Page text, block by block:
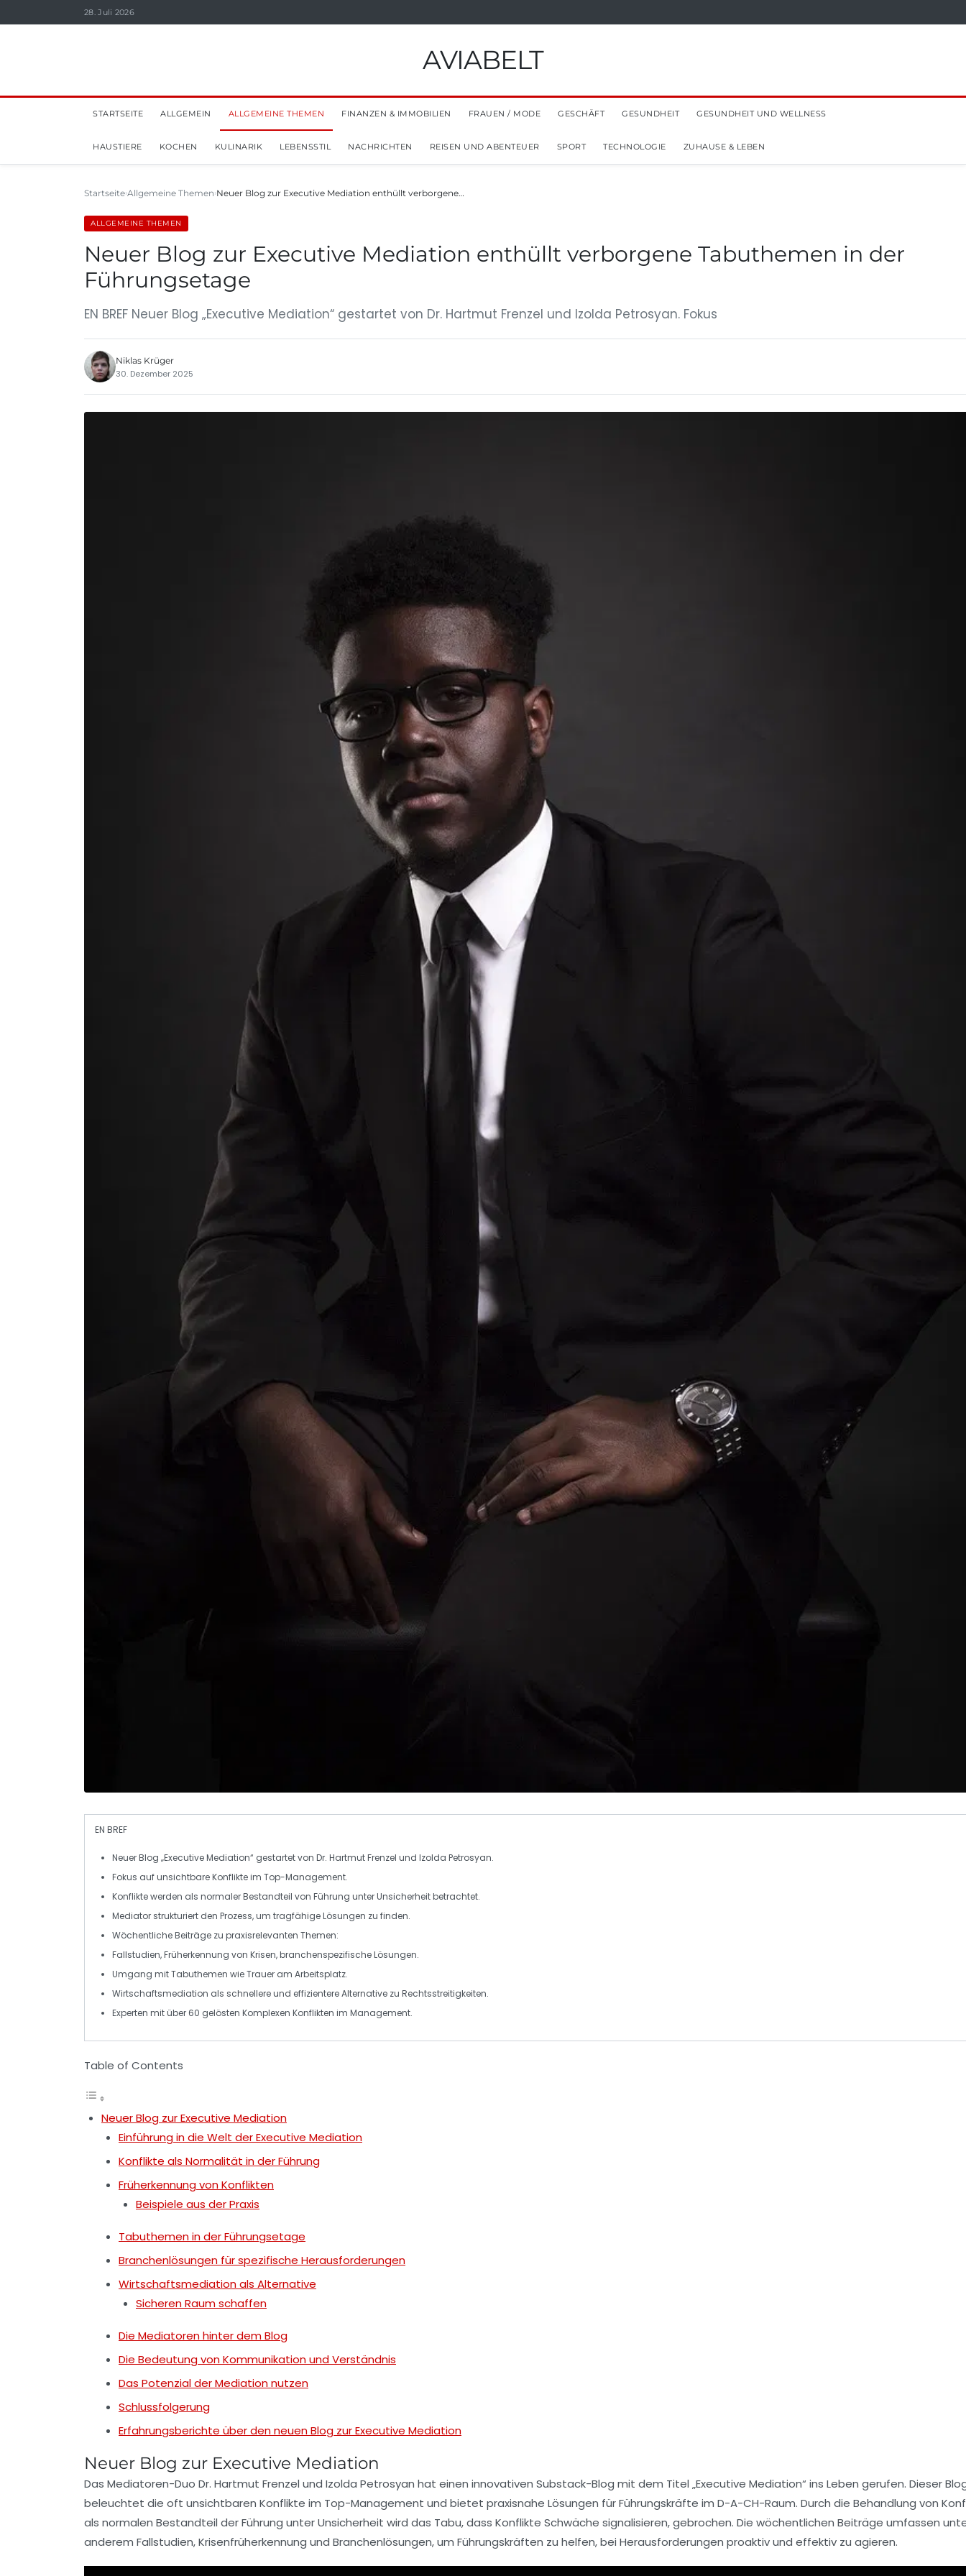
28. Juli 2026
AVIABELT
STARTSEITE ALLGEMEIN ALLGEMEINE THEMEN FINANZEN & IMMOBILIEN FRAUEN / MODE GESCHÄFT GESUNDHEIT GESUNDHEIT UND WELLNESS
HAUSTIERE KOCHEN KULINARIK LEBENSSTIL NACHRICHTEN REISEN UND ABENTEUER SPORT TECHNOLOGIE ZUHAUSE & LEBEN
Startseite Allgemeine Themen Neuer Blog zur Executive Mediation enthüllt verborgene…
ALLGEMEINE THEMEN
Neuer Blog zur Executive Mediation enthüllt verborgene Tabuthemen in der
Führungsetage
EN BREF Neuer Blog „Executive Mediation“ gestartet von Dr. Hartmut Frenzel und Izolda Petrosyan. Fokus
Niklas Krüger
30. Dezember 2025
EN BREF
Neuer Blog „Executive Mediation“ gestartet von Dr. Hartmut Frenzel und Izolda Petrosyan.
Fokus aufunsichtbare Konflikteim Top-Management.
Konflikte werden als normaler Bestandteil von Führung unter Unsicherheit betrachtet.
Mediator strukturiert den Prozess, um tragfähige Lösungen zu finden.
Wöchentliche Beiträge zu praxisrelevanten Themen:
Fallstudien,Früherkennung von Krisen, branchenspezifische Lösungen.
Umgang mit Tabuthemen wie Trauer am Arbeitsplatz.
Wirtschaftsmediation als schnellere und effizientere Alternative zu Rechtsstreitigkeiten.
Experten mit über 60 gelösten Komplexen Konflikten im Management.
Table of Contents
Neuer Blog zur Executive Mediation
Einführung in die Welt der Executive Mediation
Konflikte als Normalität in der Führung
Früherkennung von Konflikten
Beispiele aus der Praxis
Tabuthemen in der Führungsetage
Branchenlösungen für spezifische Herausforderungen
Wirtschaftsmediation als Alternative
Sicheren Raum schaffen
Die Mediatoren hinter dem Blog
Die Bedeutung von Kommunikation und Verständnis
Das Potenzial der Mediation nutzen
Schlussfolgerung
Erfahrungsberichte über den neuen Blog zur Executive Mediation
Neuer Blog zur Executive Mediation
Das Mediatoren-Duo Dr. Hartmut Frenzel und Izolda Petrosyan hat einen innovativen Substack-Blog mit dem Titel „Executive Mediation“ ins Leben gerufen. Dieser
beleuchtet die oft unsichtbaren Konflikte im Top-Management und bietet praxisnahe Lösungen für Führungskräfte im D-A-CH-Raum. Durch die Behandlung von
als normalen Bestandteil der Führung unter Unsicherheit wird das Tabu, dass Konflikte Schwäche signalisieren, gebrochen. Die wöchentlichen Beiträge umfassen
anderem Fallstudien,Krisenfrüherkennung und Branchenlösungen, um Führungskräften zu helfen, bei Herausforderungen proaktiv und effektiv zu agieren.